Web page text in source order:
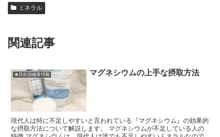
ミネラル
関連記事
★目的別健康情報 マグネシウムの上手な摂取方法
現代人は特に不足しやすいと言われている『マグネシウム』の効果的
な摂取方法について解説します。 マグネシウムが不足している人の